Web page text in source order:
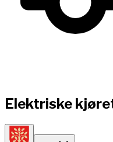
Elektriske